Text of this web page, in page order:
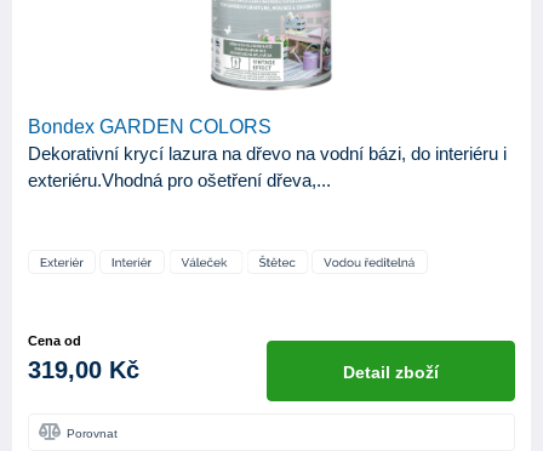
Bondex GARDEN COLORS
Dekorativní krycí lazura na dřevo na vodní bázi, do interiéru i
exteriéru.Vhodná pro ošetření dřeva,...
Cena od
319,00 Kč Detail zboží
Porovnat